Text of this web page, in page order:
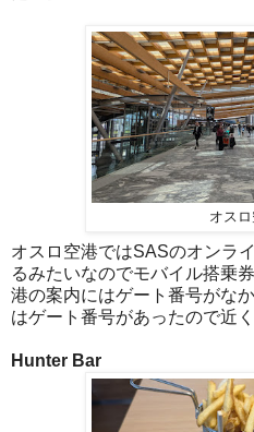
オス
オスロ空港ではSASのオンラ
るみたいなのでモバイル搭乗
港の案内にはゲート番号がな
はゲート番号があったので近
Hunter Bar